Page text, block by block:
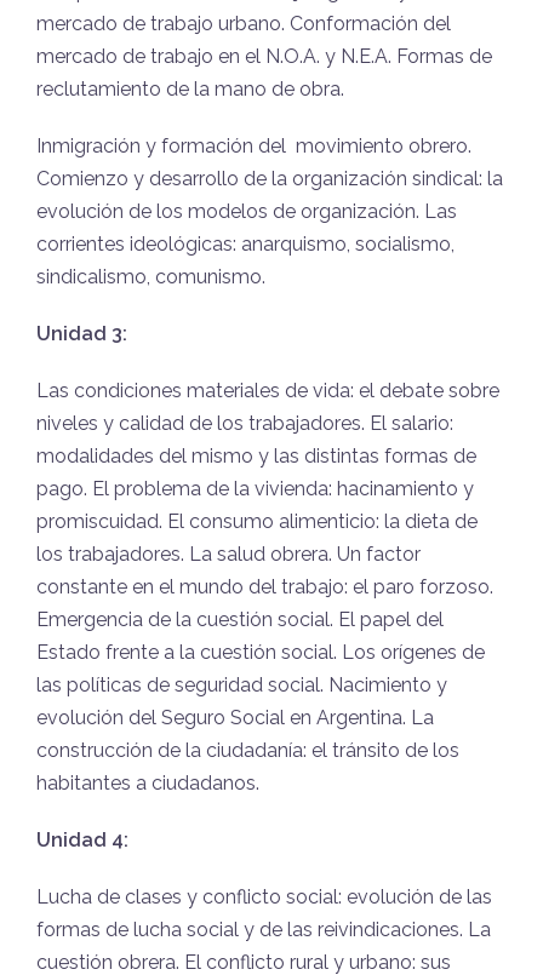
mercado de trabajo urbano. Conformación del
mercado de trabajo en el N.O.A. y N.E.A. Formas de
reclutamiento de la mano de obra.
Inmigración y formación del movimiento obrero.
Comienzo y desarrollo de la organización sindical: la
evolución de los modelos de organización. Las
corrientes ideológicas: anarquismo, socialismo,
sindicalismo, comunismo.
Unidad 3:
Las condiciones materiales de vida: el debate sobre
niveles y calidad de los trabajadores. El salario:
modalidades del mismo y las distintas formas de
pago. El problema de la vivienda: hacinamiento y
promiscuidad. El consumo alimenticio: la dieta de
los trabajadores. La salud obrera. Un factor
constante en el mundo del trabajo: el paro forzoso.
Emergencia de la cuestión social. El papel del
Estado frente a la cuestión social. Los orígenes de
las políticas de seguridad social. Nacimiento y
evolución del Seguro Social en Argentina. La
construcción de la ciudadanía: el tránsito de los
habitantes a ciudadanos.
Unidad 4:
Lucha de clases y conflicto social: evolución de las
formas de lucha social y de las reivindicaciones. La
cuestión obrera. El conflicto rural y urbano: sus